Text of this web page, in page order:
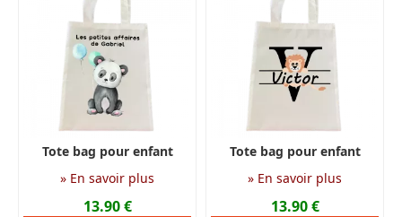
Tote bag pour enfant
personnalisé en tissu
imperméable
» En savoir plus
13.90 €
Tote bag pour enfant
personnalisé en tissu
imperméable
» En savoir plus
13.90 €